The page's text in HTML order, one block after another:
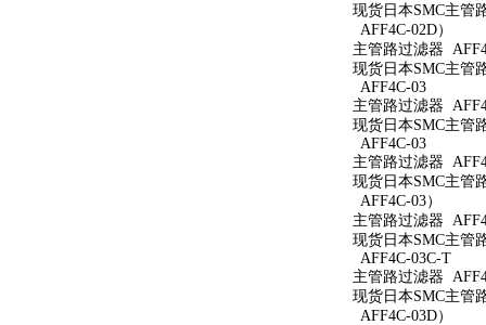
现货日本SMC主管
AFF4C-02D）
主管路过滤器
现货日本SMC主管
AFF4C-03
主管路过滤器
现货日本SMC主管
AFF4C-03
主管路过滤器
现货日本SMC主管
AFF4C-03）
主管路过滤器
现货日本SMC主管
AFF4C-03C-T
主管路过滤器
现货日本SMC主管
AFF4C-03D）